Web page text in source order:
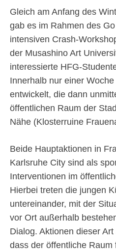
Gleich am Anfang des
gab es im Rahmen des
intensiven Crash-
der Musashino Art
interessierte HFG-
Innerhalb nur einer
entwickelt, die dann
öffentlichen Raum der
Nähe (Klosterruine
Beide Hauptaktionen in
Karlsruhe City sind als
Interventionen im
Hierbei treten die jungen
untereinander, mit der
vor Ort außerhalb
Dialog. Aktionen dieser
dass der öffentliche